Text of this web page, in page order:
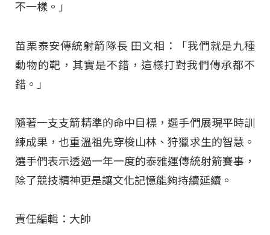
不一樣。」
苗栗泰安傳統射箭隊長 田文相：「我們就是九種
動物的靶，其實是不錯，這樣打對我們傳承都不
錯。」
隨著一支支箭精準的命中目標，選手們展現平時訓
練成果，也重溫祖先穿梭山林、狩獵求生的智慧 。
選手們表示透過一年一度的泰雅運傳統射箭賽事，
除了競技精神更是讓文化記憶能夠持續延續 。
責任編輯：大帥